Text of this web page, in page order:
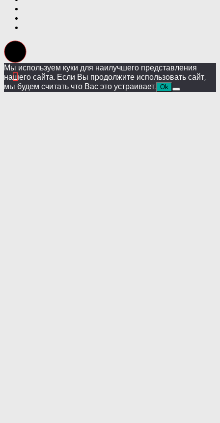
Мы используем куки для наилучшего представления
нашего сайта. Если Вы продолжите использовать сайт,
мы будем считать что Вас это устраивает. Ok